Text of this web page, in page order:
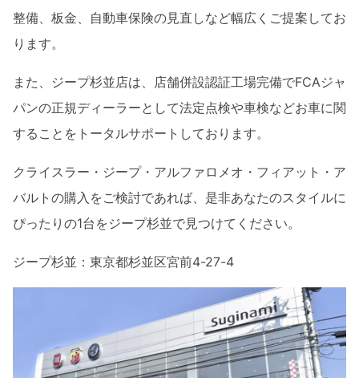
整備、板金、自動車保険の見直しなど幅広くご提案してお
ります。
また、ジープ杉並店は、店舗併設認証工場完備でFCAジャ
パンの正規ディーラーとして法定点検や車検などお車に関
することをトータルサポートしております。
クライスラー・ジープ・アルファロメオ・フィアット・ア
バルトの購入をご検討であれば、是非あなたのスタイルに
ぴったりの1台をジープ杉並で見つけてください。
ジープ杉並：東京都杉並区宮前4-27-4